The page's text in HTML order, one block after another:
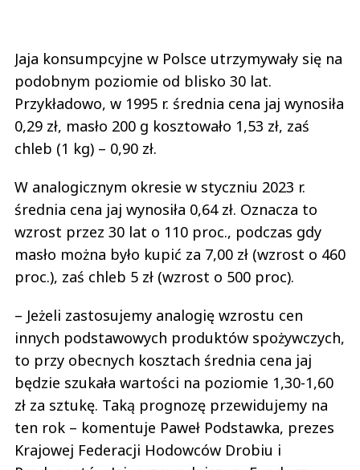
Jaja konsumpcyjne w Polsce utrzymywały się na
podobnym poziomie od blisko 30 lat.
Przykładowo, w 1995 r. średnia cena jaj wynosiła
0,29 zł, masło 200 g kosztowało 1,53 zł, zaś
chleb (1 kg) – 0,90 zł.
W analogicznym okresie w styczniu 2023 r.
średnia cena jaj wynosiła 0,64 zł. Oznacza to
wzrost przez 30 lat o 110 proc., podczas gdy
masło można było kupić za 7,00 zł (wzrost o 460
proc.), zaś chleb 5 zł (wzrost o 500 proc).
– Jeżeli zastosujemy analogię wzrostu cen
innych podstawowych produktów spożywczych,
to przy obecnych kosztach średnia cena jaj
będzie szukała wartości na poziomie 1,30-1,60
zł za sztukę. Taką prognozę przewidujemy na
ten rok – komentuje Paweł Podstawka, prezes
Krajowej Federacji Hodowców Drobiu i